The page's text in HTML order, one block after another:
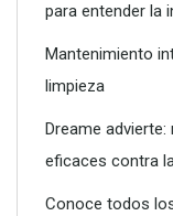
Conoce todos los
para entender la
Mantenimiento
limpieza
Dreame
eficaces contra
Conoce todos